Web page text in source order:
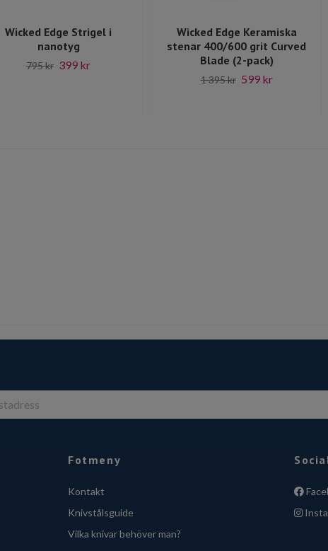
Wicked Edge Strigel i
nanotyg
795 kr 399 kr
Wicked Edge Keramiska
stenar 400/600 grit Curved
Blade (2-pack)
1 395 kr 599 kr
Fotmeny
Kontakt
Knivstålsguide
Vilka knivar behöver man?